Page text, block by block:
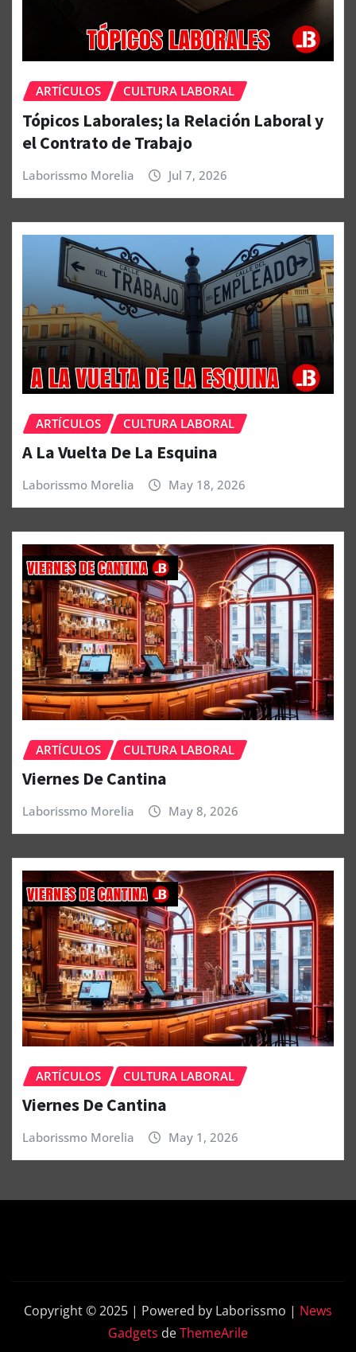
ARTÍCULOS CULTURA LABORAL
Tópicos Laborales; la Relación Laboral y
el Contrato de Trabajo
Laborissmo Morelia Jul 7, 2026
ARTÍCULOS CULTURA LABORAL
A La Vuelta De La Esquina
Laborissmo Morelia May 18, 2026
ARTÍCULOS CULTURA LABORAL
Viernes De Cantina
Laborissmo Morelia May 8, 2026
ARTÍCULOS CULTURA LABORAL
Viernes De Cantina
Laborissmo Morelia May 1, 2026
Copyright © 2025 | Powered by Laborissmo | News
Gadgets deThemeArile